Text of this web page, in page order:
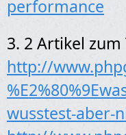
performance
3. 2 Artikel
http://
wusstest-aber-